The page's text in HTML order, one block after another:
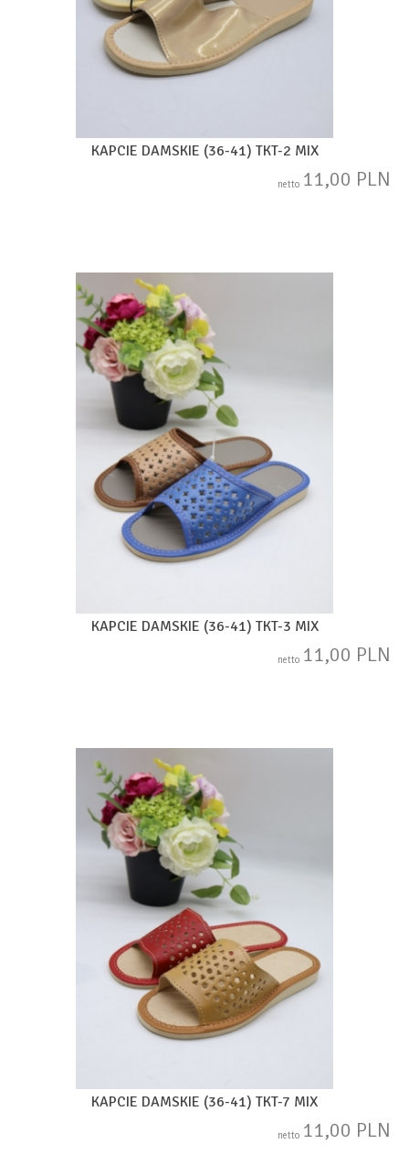
KAPCIE DAMSKIE (36-41) TKT-2 MIX
netto 11,00 PLN
KAPCIE DAMSKIE (36-41) TKT-3 MIX
netto 11,00 PLN
KAPCIE DAMSKIE (36-41) TKT-7 MIX
netto 11,00 PLN